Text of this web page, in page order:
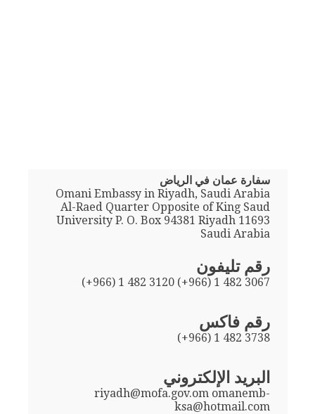
سفارة عمان في الرياض
Omani Embassy in Riyadh, Saudi Arabia
Al-Raed Quarter Opposite of King Saud
University P. O. Box 94381 Riyadh 11693
Saudi Arabia
رقم تليفون
(+966) 1 482 3120 (+966) 1 482 3067
رقم فاكس
(+966) 1 482 3738
البريد الإلكتروني
riyadh@mofa.gov.om omanemb-
ksa@hotmail.com